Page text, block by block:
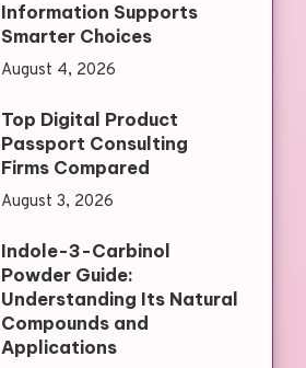
Information Supports
Smarter Choices
August 4, 2026
Top Digital Product
Passport Consulting
Firms Compared
August 3, 2026
Indole-3-Carbinol
Powder Guide:
Understanding Its Natural
Compounds and
Applications